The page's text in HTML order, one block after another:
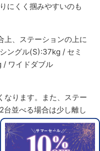
にくく掴みやすいのも
上、ステーションの上に
ングル(S):37kg / セミ
ワイドダブル
なります。また、ステー
台並べる場合は少し離し